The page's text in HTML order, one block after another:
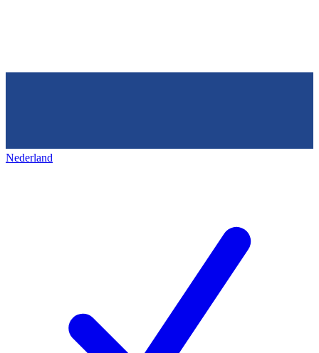
Nederland